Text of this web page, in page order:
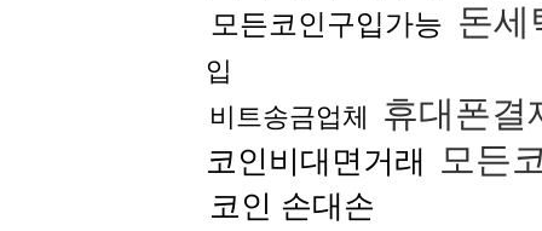
모든코인구입가능 돈
입
비트송금업체
휴대폰
코인비대면거래 모든
코인 손대손